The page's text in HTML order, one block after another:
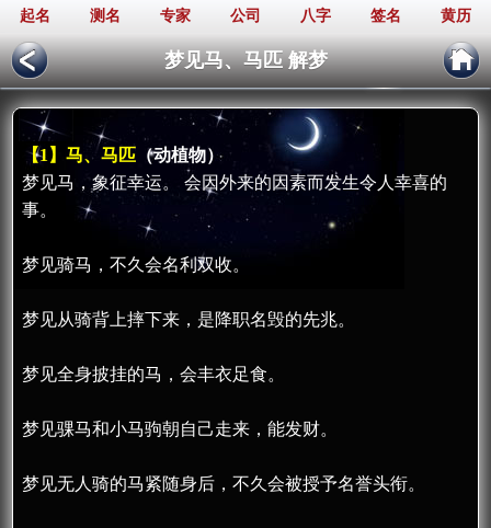
起名 测名 专家 公司 八字 签名 黄历
梦见马、马匹 解梦
【1】马、马匹 （动植物）
梦见马，象征幸运。 会因外来的因素而发生令人幸喜的
事。
梦见骑马，不久会名利双收。
梦见从骑背上摔下来，是降职名毁的先兆。
梦见全身披挂的马，会丰衣足食。
梦见骒马和小马驹朝自己走来，能发财。
梦见无人骑的马紧随身后，不久会被授予名誉头衔。